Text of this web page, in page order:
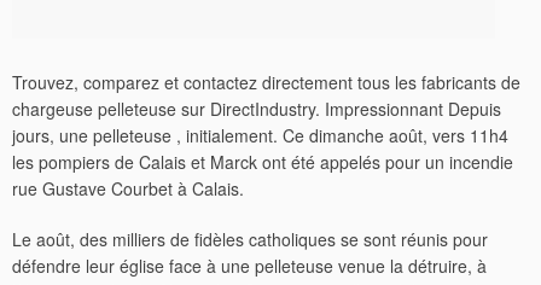
Trouvez, comparez et contactez directement tous les fabricants de
chargeuse pelleteuse sur DirectIndustry. Impressionnant Depuis
jours, une pelleteuse , initialement. Ce dimanche août, vers 11h4
les pompiers de Calais et Marck ont été appelés pour un incendie
rue Gustave Courbet à Calais.
Le août, des milliers de fidèles catholiques se sont réunis pour
défendre leur église face à une pelleteuse venue la détruire, à